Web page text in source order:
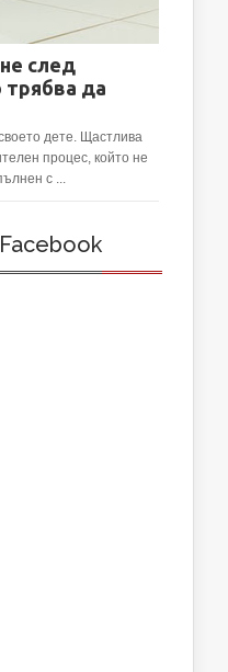
след
да
дете. Щастлива
процес, който не
с ...